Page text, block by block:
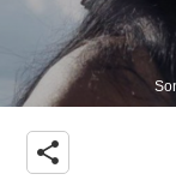
share